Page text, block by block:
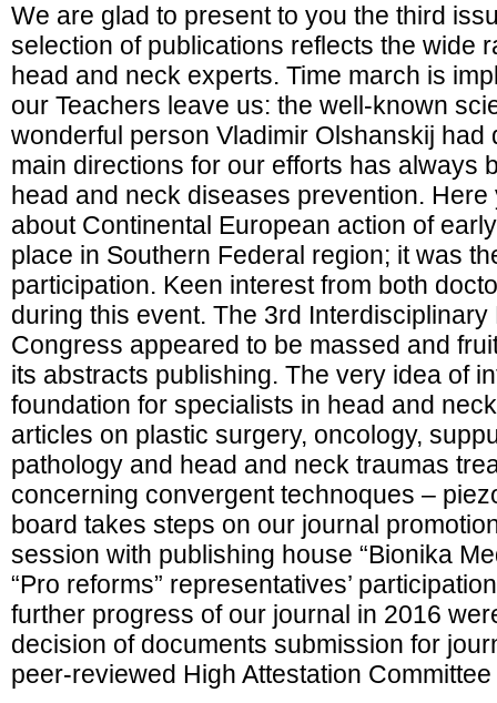
We are glad to present to you the third
selection of publications reflects the wide
head and neck experts. Time march is
our Teachers leave us: the well-known
wonderful person Vladimir Olshanskij
main directions for our efforts has always
head and neck diseases prevention.
about Continental European action of
place in Southern Federal region; it was
participation. Keen interest from both
during this event. The 3rd
Congress appeared to be massed and
its abstracts publishing. The very idea of
foundation for specialists in head and
articles on plastic surgery, oncology,
pathology and head and neck traumas
concerning convergent technoques –
board takes steps on our journal
session with publishing house “Bionika
“Pro reforms” representatives’
further progress of our journal in 2016
decision of documents submission for
peer-reviewed High Attestation